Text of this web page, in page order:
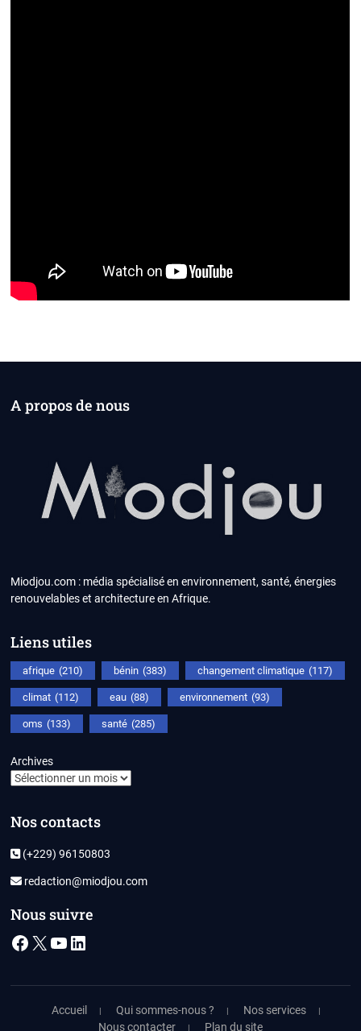
A propos de nous
Miodjou.com : média spécialisé en environnement, santé, énergies
renouvelables et architecture en Afrique.
Liens utiles
afrique (210) bénin (383) changement climatique (117)
climat (112) eau (88) environnement (93)
oms (133) santé (285)
Archives
Nos contacts
(+229) 96150803
redaction@miodjou.com
Nous suivre
Facebook
X YouTube
LinkedIn
Accueil Qui sommes-nous ?
Nos services
Nous contacter
Plan du site